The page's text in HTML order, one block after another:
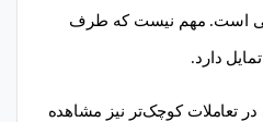
است. مهم نیست که طرف
دارد.
تعاملات کوچک‌تر نیز مشاهده